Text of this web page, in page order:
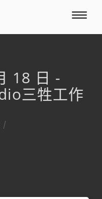
18 日 -
三牲工作
/